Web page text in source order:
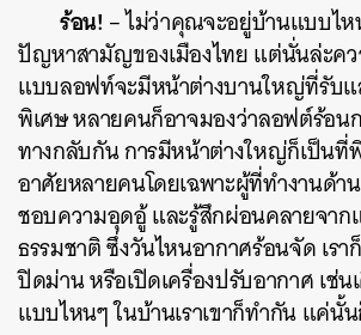
ร้อน! – ไม่ว่าคุณจะอยู่บ้านแบบไ
ปัญหาสามัญของเมืองไทย แต่นั่นล่ะค
แบบลอฟท์จะมีหน้าต่างบานใหญ่ที่รับ
พิเศษ หลายคนก็อาจมองว่าลอฟต์ร้อน
ทางกลับกัน การมีหน้าต่างใหญ่ก็เป็น
อาศัยหลายคนโดยเฉพาะผู้ที่ทำงานด้า
ชอบความอุดอู้ และรู้สึกผ่อนคลายจาก
ธรรมชาติ ซึ่งวันไหนอากาศร้อนจัด เร
ปิดม่าน หรือเปิดเครื่องปรับอากาศ เช่
แบบไหนๆ ในบ้านเราเขาก็ทำกัน แค่นั้